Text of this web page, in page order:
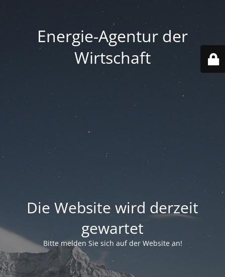
Energie-Agentur der
Wirtschaft
Die Website wird derzeit
gewartet
Bitte melden Sie sich auf der Website an!